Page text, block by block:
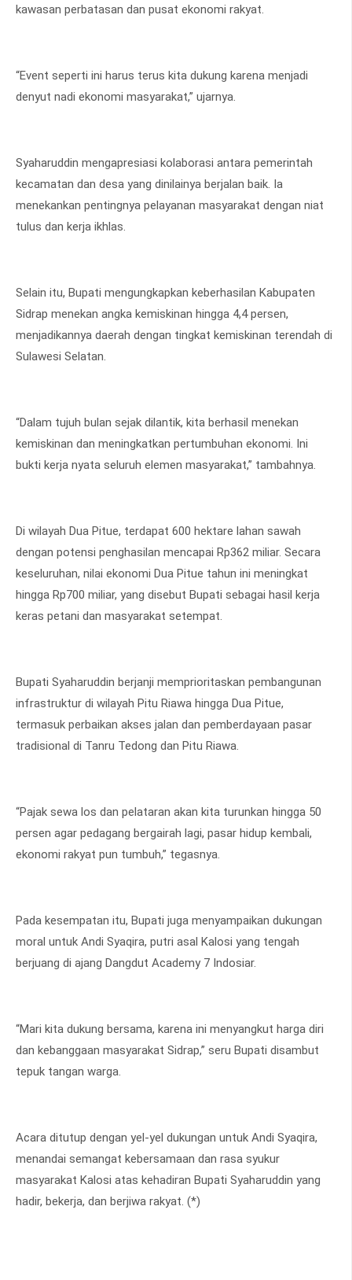
kawasan perbatasan dan pusat ekonomi rakyat.
“Event seperti ini harus terus kita dukung karena menjadi
denyut nadi ekonomi masyarakat,” ujarnya.
Syaharuddin mengapresiasi kolaborasi antara pemerintah
kecamatan dan desa yang dinilainya berjalan baik. Ia
menekankan pentingnya pelayanan masyarakat dengan niat
tulus dan kerja ikhlas.
Selain itu, Bupati mengungkapkan keberhasilan Kabupaten
Sidrap menekan angka kemiskinan hingga 4,4 persen,
menjadikannya daerah dengan tingkat kemiskinan terendah di
Sulawesi Selatan.
“Dalam tujuh bulan sejak dilantik, kita berhasil menekan
kemiskinan dan meningkatkan pertumbuhan ekonomi. Ini
bukti kerja nyata seluruh elemen masyarakat,” tambahnya.
Di wilayah Dua Pitue, terdapat 600 hektare lahan sawah
dengan potensi penghasilan mencapai Rp362 miliar. Secara
keseluruhan, nilai ekonomi Dua Pitue tahun ini meningkat
hingga Rp700 miliar, yang disebut Bupati sebagai hasil kerja
keras petani dan masyarakat setempat.
Bupati Syaharuddin berjanji memprioritaskan pembangunan
infrastruktur di wilayah Pitu Riawa hingga Dua Pitue,
termasuk perbaikan akses jalan dan pemberdayaan pasar
tradisional di Tanru Tedong dan Pitu Riawa.
“Pajak sewa los dan pelataran akan kita turunkan hingga 50
persen agar pedagang bergairah lagi, pasar hidup kembali,
ekonomi rakyat pun tumbuh,” tegasnya.
Pada kesempatan itu, Bupati juga menyampaikan dukungan
moral untuk Andi Syaqira, putri asal Kalosi yang tengah
berjuang di ajang Dangdut Academy 7 Indosiar.
“Mari kita dukung bersama, karena ini menyangkut harga diri
dan kebanggaan masyarakat Sidrap,” seru Bupati disambut
tepuk tangan warga.
Acara ditutup dengan yel-yel dukungan untuk Andi Syaqira,
menandai semangat kebersamaan dan rasa syukur
masyarakat Kalosi atas kehadiran Bupati Syaharuddin yang
hadir, bekerja, dan berjiwa rakyat. (*)